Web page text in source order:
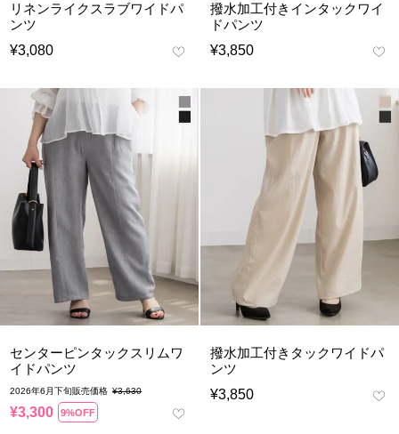
リネンライクスラブワイドパ
ンツ
¥3,080
撥水加工付きインタックワイ
ドパンツ
¥3,850
センターピンタックスリムワ
イドパンツ
2026年6月下旬販売価格 ¥3,630
¥3,300 9%OFF
撥水加工付きタックワイドパ
ンツ
¥3,850